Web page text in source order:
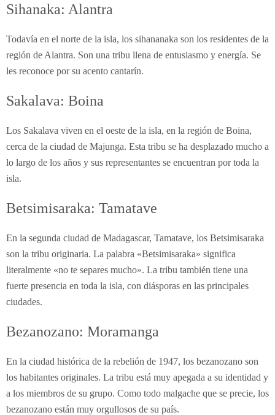
Sihanaka: Alantra
Todavía en el norte de la isla, los sihananaka son los residentes de la
región de Alantra. Son una tribu llena de entusiasmo y energía. Se
les reconoce por su acento cantarín.
Sakalava: Boina
Los Sakalava viven en el oeste de la isla, en la región de Boina,
cerca de la ciudad de Majunga. Esta tribu se ha desplazado mucho a
lo largo de los años y sus representantes se encuentran por toda la
isla.
Betsimisaraka: Tamatave
En la segunda ciudad de Madagascar, Tamatave, los Betsimisaraka
son la tribu originaria. La palabra «Betsimisaraka» significa
literalmente «no te separes mucho». La tribu también tiene una
fuerte presencia en toda la isla, con diásporas en las principales
ciudades.
Bezanozano: Moramanga
En la ciudad histórica de la rebelión de 1947, los bezanozano son
los habitantes originales. La tribu está muy apegada a su identidad y
a los miembros de su grupo. Como todo malgache que se precie, los
bezanozano están muy orgullosos de su país.